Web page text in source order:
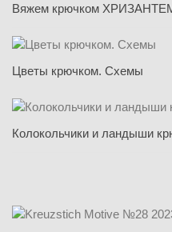
Вяжем крючком
Цветы крючком. Схемы
Колокольчики и ландыши